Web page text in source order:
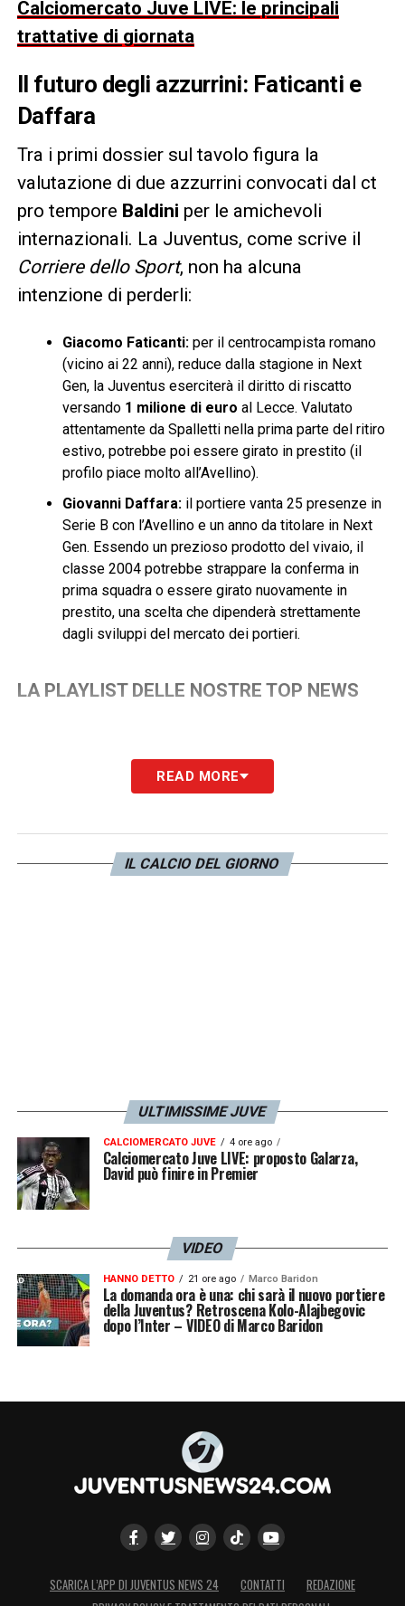
Calciomercato Juve LIVE: le principali
trattative di giornata
Il futuro degli azzurrini: Faticanti e
Daffara
Tra i primi dossier sul tavolo figura la
valutazione di due azzurrini convocati dal ct
pro tempore Baldini per le amichevoli
internazionali. La Juventus, come scrive il
Corriere dello Sport, non ha alcuna
intenzione di perderli:
Giacomo Faticanti:per il centrocampista romano
(vicino ai 22 anni), reduce dalla stagione in Next
Gen, la Juventus eserciterà il diritto di riscatto
versando 1 milione di euro al Lecce. Valutato
attentamente da Spalletti nella prima parte del ritiro
estivo, potrebbe poi essere girato in prestito (il
profilo piace molto all’Avellino).
Giovanni Daffara:il portiere vanta 25 presenze in
Serie B con l’Avellino e un anno da titolare in Next
Gen. Essendo un prezioso prodotto del vivaio, il
classe 2004 potrebbe strappare la conferma in
prima squadra o essere girato nuovamente in
prestito, una scelta che dipenderà strettamente
dagli sviluppi del mercato dei portieri.
LA PLAYLIST DELLE NOSTRE TOP NEWS
READ MORE
IL CALCIO DEL GIORNO
ULTIMISSIME JUVE
CALCIOMERCATO JUVE 4 ore ago
Calciomercato Juve LIVE: proposto Galarza,
David può finire in Premier
VIDEO
HANNO DETTO 21 ore ago Marco Baridon
La domanda ora è una: chi sarà il nuovo portiere
della Juventus? Retroscena Kolo-Alajbegovic
dopo l’Inter – VIDEO di Marco Baridon
SCARICA L’APP DI JUVENTUS NEWS 24 CONTATTI
REDAZIONE